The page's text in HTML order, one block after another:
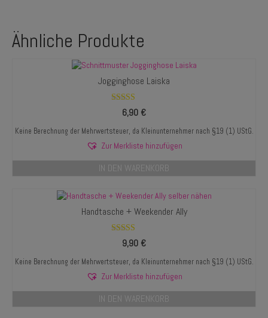
Ähnliche Produkte
Jogginghose Laiska
Bewertet mit
5.00von 5
6,90 €
Keine Berechnung der Mehrwertsteuer, da Kleinunternehmer nach §19 (1) UStG.
Zur Merkliste hinzufügen
IN DEN WARENKORB
Handtasche + Weekender Ally
Bewertet mit
5.00von 5
9,90 €
Keine Berechnung der Mehrwertsteuer, da Kleinunternehmer nach §19 (1) UStG.
Zur Merkliste hinzufügen
IN DEN WARENKORB